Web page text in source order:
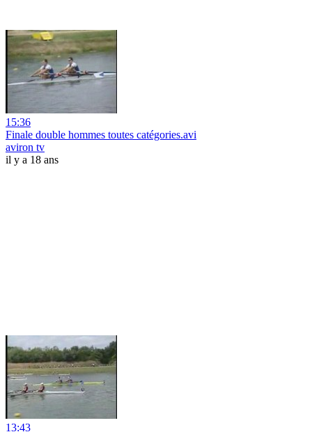
15:36
Finale double hommes toutes catégories.avi
aviron tv
il y a 18 ans
13:43